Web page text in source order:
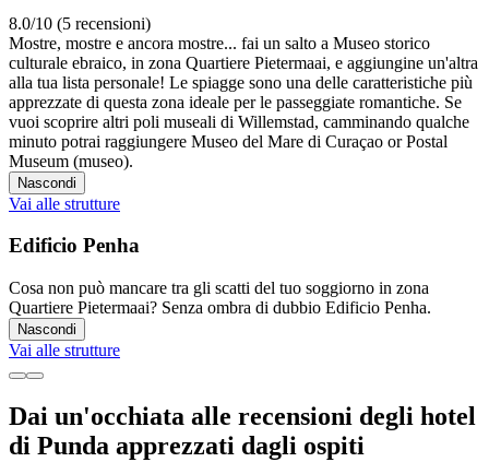
8.0/10 (5 recensioni)
Mostre, mostre e ancora mostre... fai un salto a Museo storico
culturale ebraico, in zona Quartiere Pietermaai, e aggiungine un'altra
alla tua lista personale! Le spiagge sono una delle caratteristiche più
apprezzate di questa zona ideale per le passeggiate romantiche. Se
vuoi scoprire altri poli museali di Willemstad, camminando qualche
minuto potrai raggiungere Museo del Mare di Curaçao or Postal
Museum (museo).
Nascondi
Vai alle strutture
Edificio Penha
Cosa non può mancare tra gli scatti del tuo soggiorno in zona
Quartiere Pietermaai? Senza ombra di dubbio Edificio Penha.
Nascondi
Vai alle strutture
Dai un'occhiata alle recensioni degli hotel
di Punda apprezzati dagli ospiti